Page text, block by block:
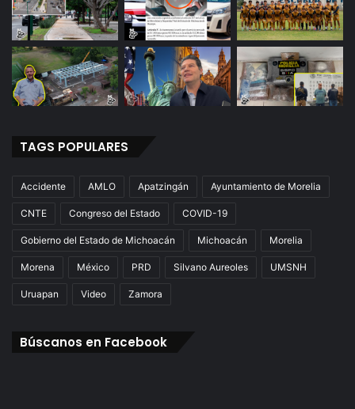
TAGS POPULARES
Accidente AMLO Apatzingán Ayuntamiento de Morelia
CNTE Congreso del Estado COVID-19
Gobierno del Estado de Michoacán Michoacán Morelia
Morena México PRD Silvano Aureoles UMSNH
Uruapan Video Zamora
Búscanos en Facebook